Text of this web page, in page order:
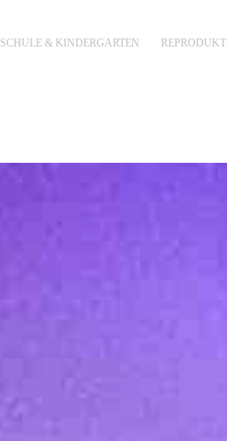
SCHULE & KINDERGARTEN